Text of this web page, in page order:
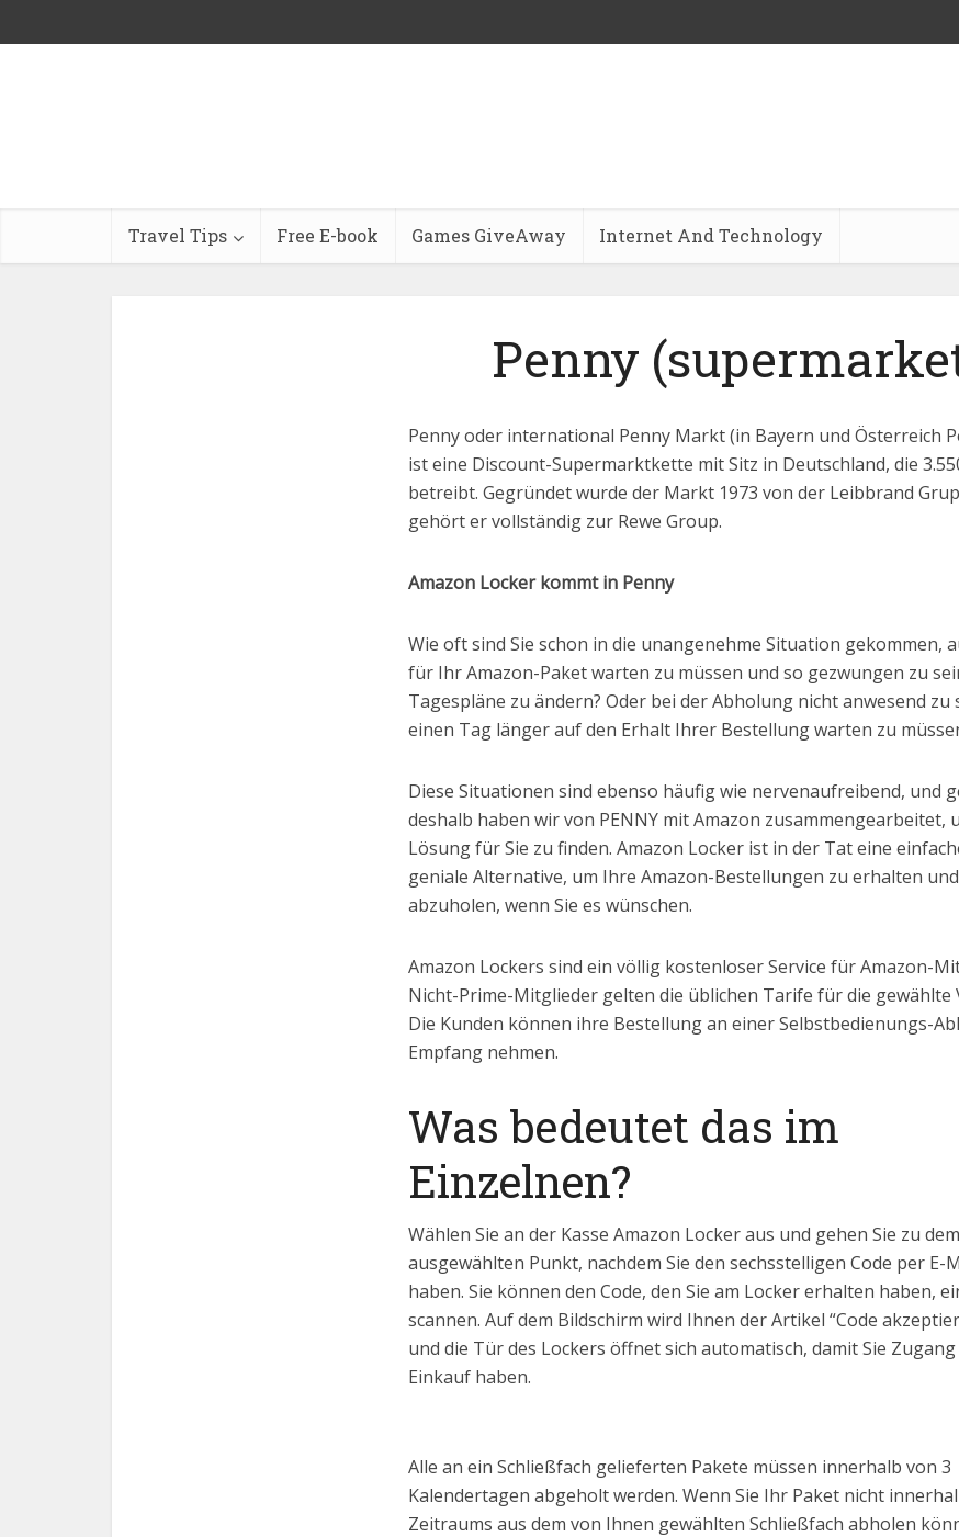
Travel Tips Free E-book Games GiveAway Internet And Technology
Penny
Penny oder international Penny Markt (in Bayern und Österreich
ist eine Discount-Supermarktkette mit Sitz in Deutschland, die
betreibt. Gegründet wurde der Markt 1973 von der Leibbrand
gehört er vollständig zur Rewe Group.
Amazon Locker kommt in Penny
Wie oft sind Sie schon in die unangenehme Situation gekommen,
für Ihr Amazon-Paket warten zu müssen und so gezwungen zu
Tagespläne zu ändern? Oder bei der Abholung nicht anwesend zu
einen Tag länger auf den Erhalt Ihrer Bestellung warten zu
Diese Situationen sind ebenso häufig wie nervenaufreibend, und
deshalb haben wir von PENNY mit Amazon zusammengearbeitet,
Lösung für Sie zu finden. Amazon Locker ist in der Tat eine
geniale Alternative, um Ihre Amazon-Bestellungen zu erhalten
abzuholen, wenn Sie es wünschen.
Amazon Lockers sind ein völlig kostenloser Service für Amazon-
Nicht-Prime-Mitglieder gelten die üblichen Tarife für die gewählte
Die Kunden können ihre Bestellung an einer Selbstbedienungs-
Empfang nehmen.
Was bedeutet das im
Einzelnen?
Wählen Sie an der Kasse Amazon Locker aus und gehen Sie zu dem
ausgewählten Punkt, nachdem Sie den sechsstelligen Code per E-
haben. Sie können den Code, den Sie am Locker erhalten haben,
scannen. Auf dem Bildschirm wird Ihnen der Artikel “Code
und die Tür des Lockers öffnet sich automatisch, damit Sie
Einkauf haben.
Alle an ein Schließfach gelieferten Pakete müssen innerhalb von 3
Kalendertagen abgeholt werden. Wenn Sie Ihr Paket nicht
Zeitraums aus dem von Ihnen gewählten Schließfach abholen